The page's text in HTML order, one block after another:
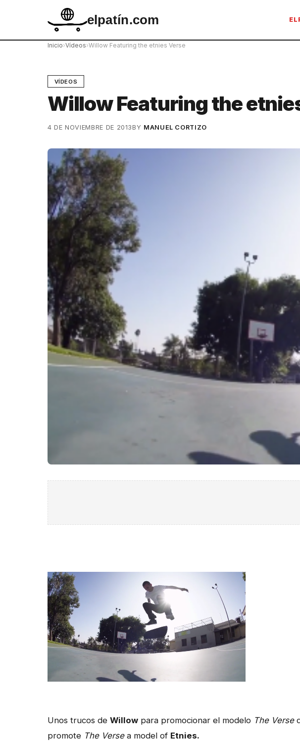
elpatín.com
Inicio›Vídeos›Willow Featuring the etnies Verse
VÍDEOS
Willow Featuring the
4 DE NOVIEMBRE DE 2013BY MANUEL CORTIZO
Unos trucos de Willow para promocionar el modelo The Verse
promote The Versea model of Etnies.